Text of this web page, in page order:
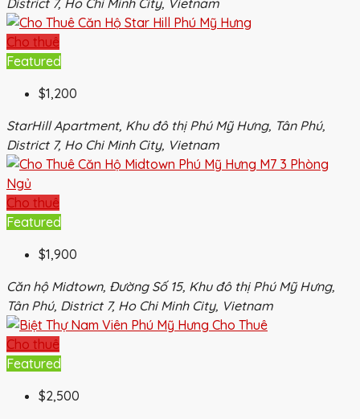
District 7, Ho Chi Minh City, Vietnam
Cho thuê
Featured
$1,200
StarHill Apartment, Khu đô thị Phú Mỹ Hưng, Tân Phú,
District 7, Ho Chi Minh City, Vietnam
Cho thuê
Featured
$1,900
Căn hộ Midtown, Đường Số 15, Khu đô thị Phú Mỹ Hưng,
Tân Phú, District 7, Ho Chi Minh City, Vietnam
Cho thuê
Featured
$2,500